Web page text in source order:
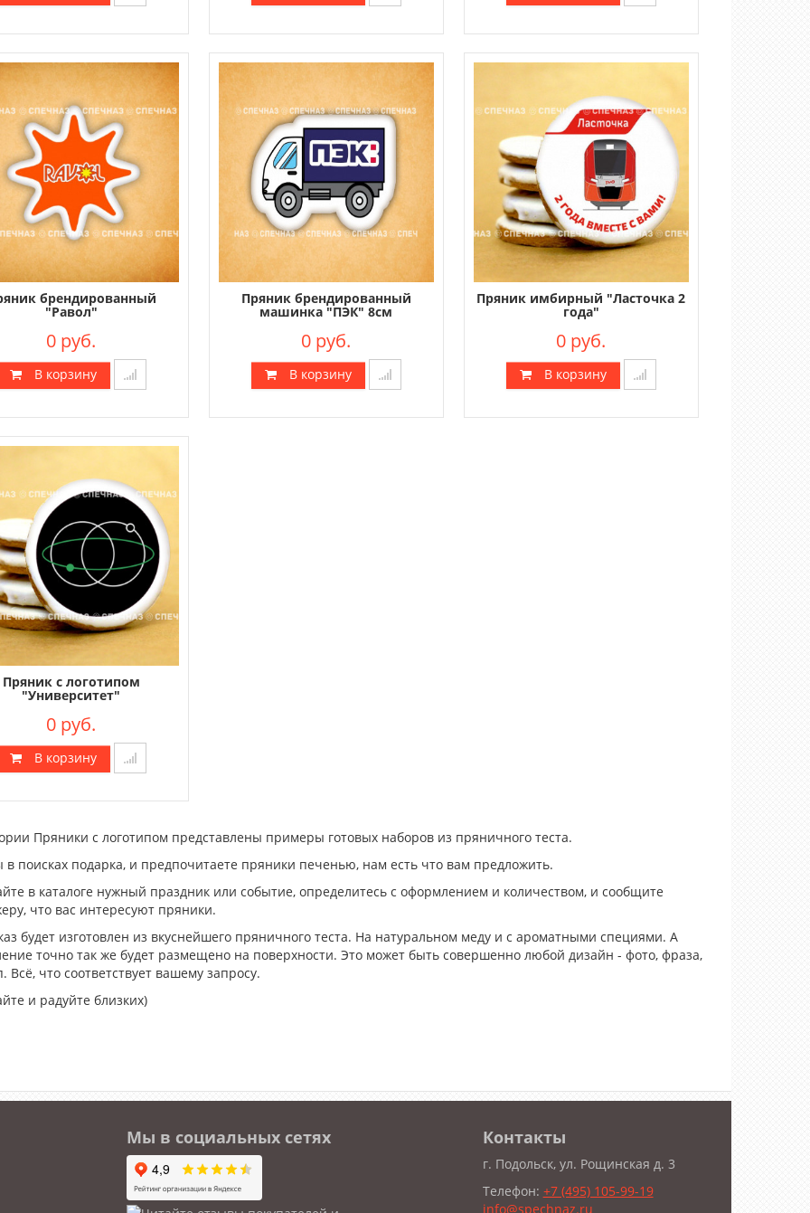
брендированный
"Равол"
0 руб.
В корзину
Пряник брендированный
машинка "ПЭК" 8см
0 руб.
В корзину
Пряник имбирный "Ласточка 2
года"
0 руб.
В корзину
Пряник с логотипом
"Университет"
0 руб.
В корзину
Пряники с логотипом представлены примеры готовых наборов из пряничного теста.
в поисках подарка, и предпочитаете пряники печенью, нам есть что вам предложить.
в каталоге нужный праздник или событие, определитесь с оформлением и количеством, и сообщите
что вас интересуют пряники.
будет изготовлен из вкуснейшего пряничного теста. На натуральном меду и с ароматными специями. А
точно так же будет размещено на поверхности. Это может быть совершенно любой дизайн - фото, фраза,
Всё, что соответствует вашему запросу.
и радуйте близких)
Мы в социальных сетях Контакты
г. Подольск, ул. Рощинская д. 3
Телефон: +7 (495) 105-99-19
info@spechnaz.ru